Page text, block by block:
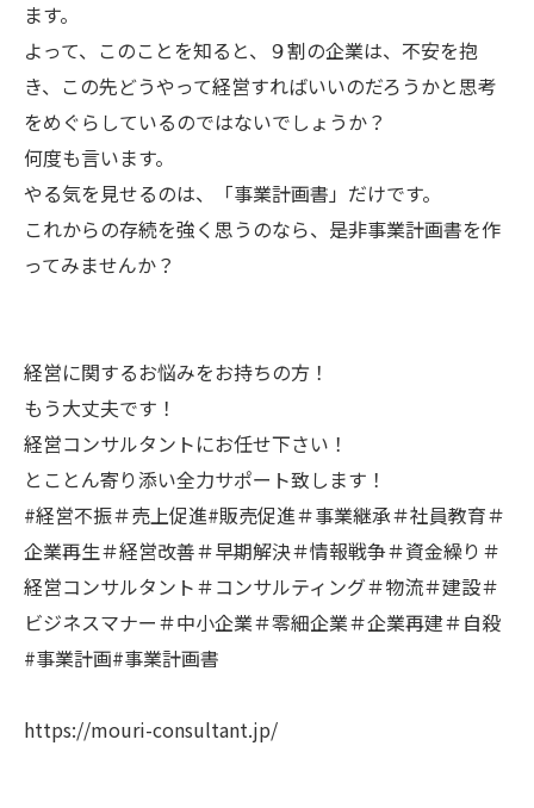
ます。
よって、このことを知ると、９割の企業は、不安を抱
き、この先どうやって経営すればいいのだろうかと思考
をめぐらしているのではないでしょうか？
何度も言います。
やる気を見せるのは、「事業計画書」だけです。
これからの存続を強く思うのなら、是非事業計画書を作
ってみませんか？
経営に関するお悩みをお持ちの方！
もう大丈夫です！
経営コンサルタントにお任せ下さい！
とことん寄り添い全力サポート致します！
#経営不振＃売上促進#販売促進＃事業継承＃社員教育＃
企業再生＃経営改善＃早期解決＃情報戦争＃資金繰り＃
経営コンサルタント＃コンサルティング＃物流＃建設＃
ビジネスマナー＃中小企業＃零細企業＃企業再建＃自殺
#事業計画#事業計画書
https://mouri-consultant.jp/